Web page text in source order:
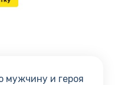
мужчину и героя